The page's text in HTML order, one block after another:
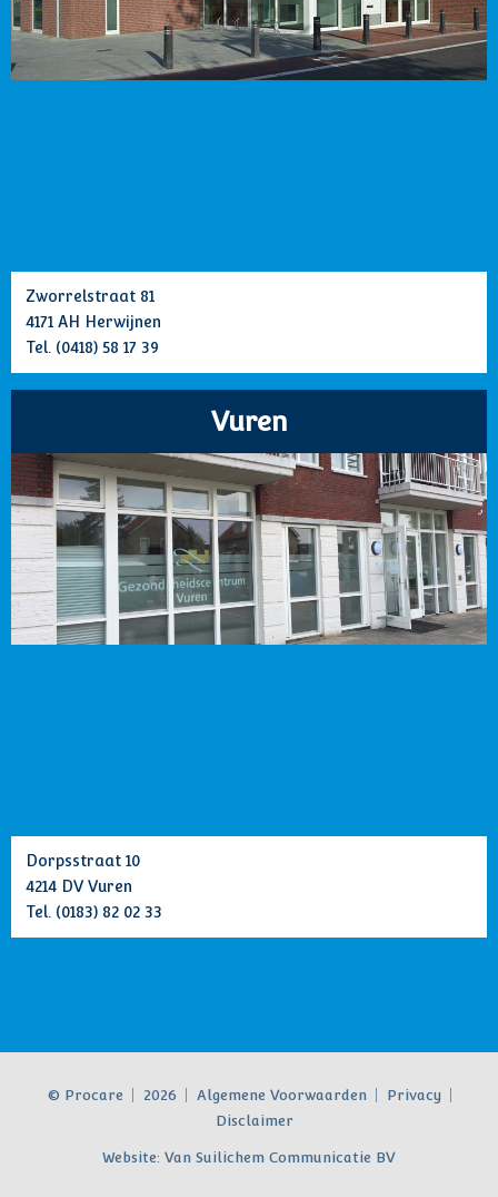
Zworrelstraat 81
4171 AH Herwijnen
Tel. (0418) 58 17 39
Vuren
Dorpsstraat 10
4214 DV Vuren
Tel. (0183) 82 02 33
© Procare 2026 Algemene Voorwaarden
Privacy
Disclaimer
Website: Van Suilichem Communicatie BV